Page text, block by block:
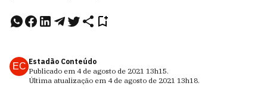
EC Estadão Conteúdo
Publicado em 4 de agosto de 2021 13h15.
Última atualização em 4 de agosto de 2021 13h18.